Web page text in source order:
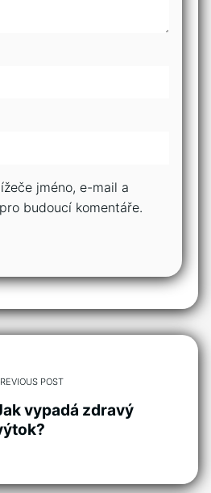
jméno, e-mail a
budoucí komentáře.
POST
vypadá zdravý